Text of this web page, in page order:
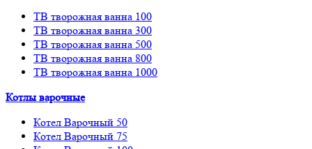
ТВ творожная ванна 100
ТВ творожная ванна 300
ТВ творожная ванна 500
ТВ творожная ванна 800
ТВ творожная ванна 1000
Котлы варочные
Котел Варочный 50
Котел Варочный 75